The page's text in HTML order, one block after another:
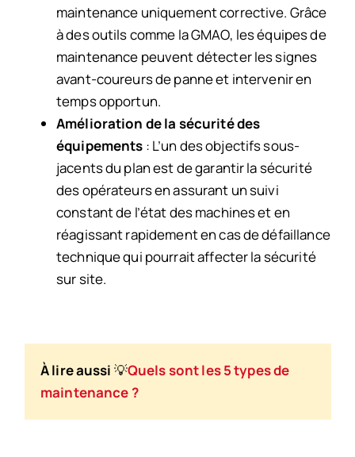
maintenance uniquement corrective. Grâce
à des outils comme la GMAO, les équipes de
maintenance peuvent détecter les signes
avant-coureurs de panne et intervenir en
temps opportun.
Amélioration de la sécurité des
équipements : L’un des objectifs sous-
jacents du plan est de garantir la sécurité
des opérateurs en assurant un suivi
constant de l’état des machines et en
réagissant rapidement en cas de défaillance
technique qui pourrait affecter la sécurité
sur site.
À lire aussi 💡Quels sont les 5 types de
maintenance ?